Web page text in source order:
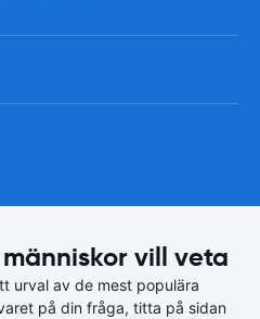
vill veta
urval av de mest populära
på din fråga, titta på sidan